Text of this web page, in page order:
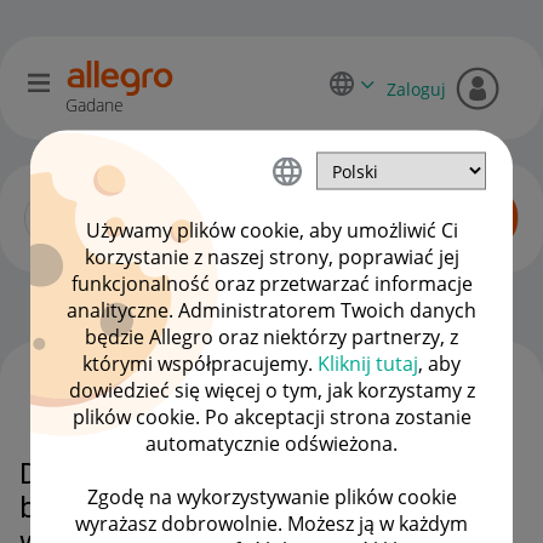
Używamy plików cookie, aby umożliwić Ci
korzystanie z naszej strony, poprawiać jej
funkcjonalność oraz przetwarzać informacje
analityczne. Administratorem Twoich danych
będzie Allegro oraz niektórzy partnerzy, z
którymi współpracujemy. Kliknij tutaj, aby
dowiedzieć się więcej o tym, jak korzystamy z
plików cookie. Po akceptacji strona zostanie
automatycznie odświeżona.
Zgodę na wykorzystywanie plików cookie
wyrażasz dobrowolnie. Możesz ją w każdym
Gadane
Zaloguj
Zaawansowani sprzedawcy OPCJE
Dlaczego Allegro próbuje znów
być świętsze od papieża i
WSZYSTKIE TEMATY